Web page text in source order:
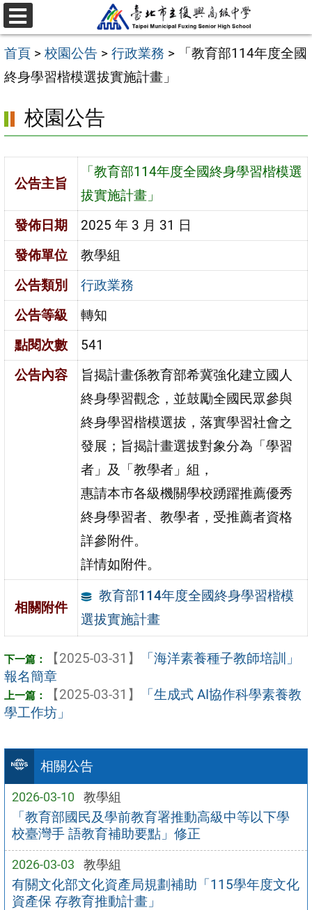
跳
至
主
要
容
區
選
單
首頁 > 校園公告 > 行政業務 >
「教育部114年度全國
終身學習楷模選拔實施計畫」
相關公告
2026-03-10 教學組
「教育部國民及學前教育署推動高級中等以下學
校臺灣手 語教育補助要點」修正
2026-03-03 教學組
有關文化部文化資產局規劃補助「115學年度文化
資產保 存教育推動計畫」
校園公告
公告主旨
「教育部114年度全國終身學習楷模選
拔實施計畫」
發佈日期
2025 年 3 月 31 日
發佈單位
教學組
公告類別
行政業務
公告等級
轉知
點閱次數
541
公告內容
旨揭計畫係教育部希冀強化建立國人
終身學習觀念，並鼓勵全國民眾參與
終身學習楷模選拔，落實學習社會之
發展；旨揭計畫選拔對象分為「學習
者」及「教學者」組，
惠請本市各級機關學校踴躍推薦優秀
終身學習者、教學者，受推薦者資格
詳參附件。
詳情如附件。
相關附件
教育部114年度全國終身學習楷模
選拔實施計畫
【2025-03-31】
「海洋素養種子教師培訓」
報名簡章
【2025-03-31】
「生成式 AI協作科學素養教
學工作坊」